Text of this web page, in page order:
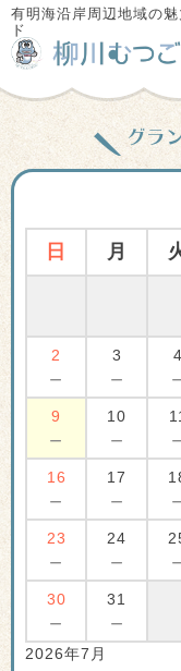
有明海沿岸周辺地域の
ド
グラ
日 月
2
－
3
－
4
9
－
10
－
16
－
17
－
23
－
24
－
30
－
31
－
2026年7月